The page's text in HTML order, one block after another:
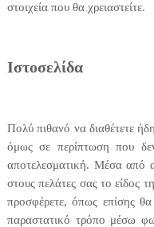
στοιχεία που θα χρειαστείτε.
Ιστοσελίδα
Πολύ πιθανό να διαθέτετε
όμως σε περίπτωση που
αποτελεσματική. Μέσα από
στους πελάτες σας το είδος
προσφέρετε, όπως επίσης
παραστατικό τρόπο μέσω